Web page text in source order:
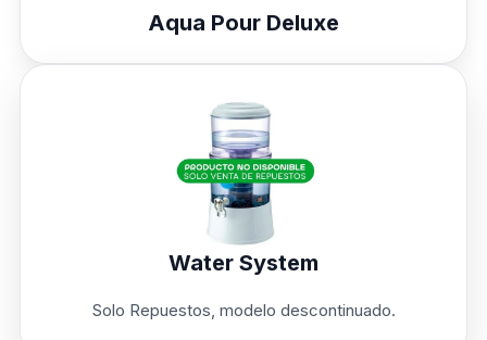
Aqua Pour Deluxe
Water System
Solo Repuestos, modelo descontinuado.